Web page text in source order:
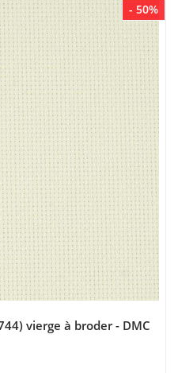
- 50%
vierge à broder - DMC